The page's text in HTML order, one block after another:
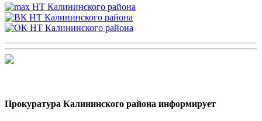
Прокуратура Калининского района информирует